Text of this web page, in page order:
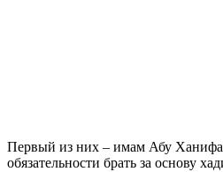
Первый из них – имам Абу Ханифа
обязательности брать за основу